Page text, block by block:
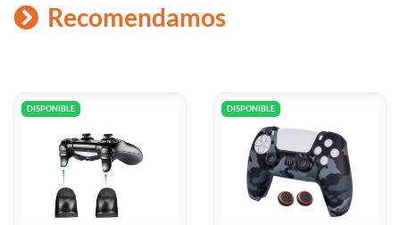
Recomendamos
DISPONIBLE DISPONIBLE